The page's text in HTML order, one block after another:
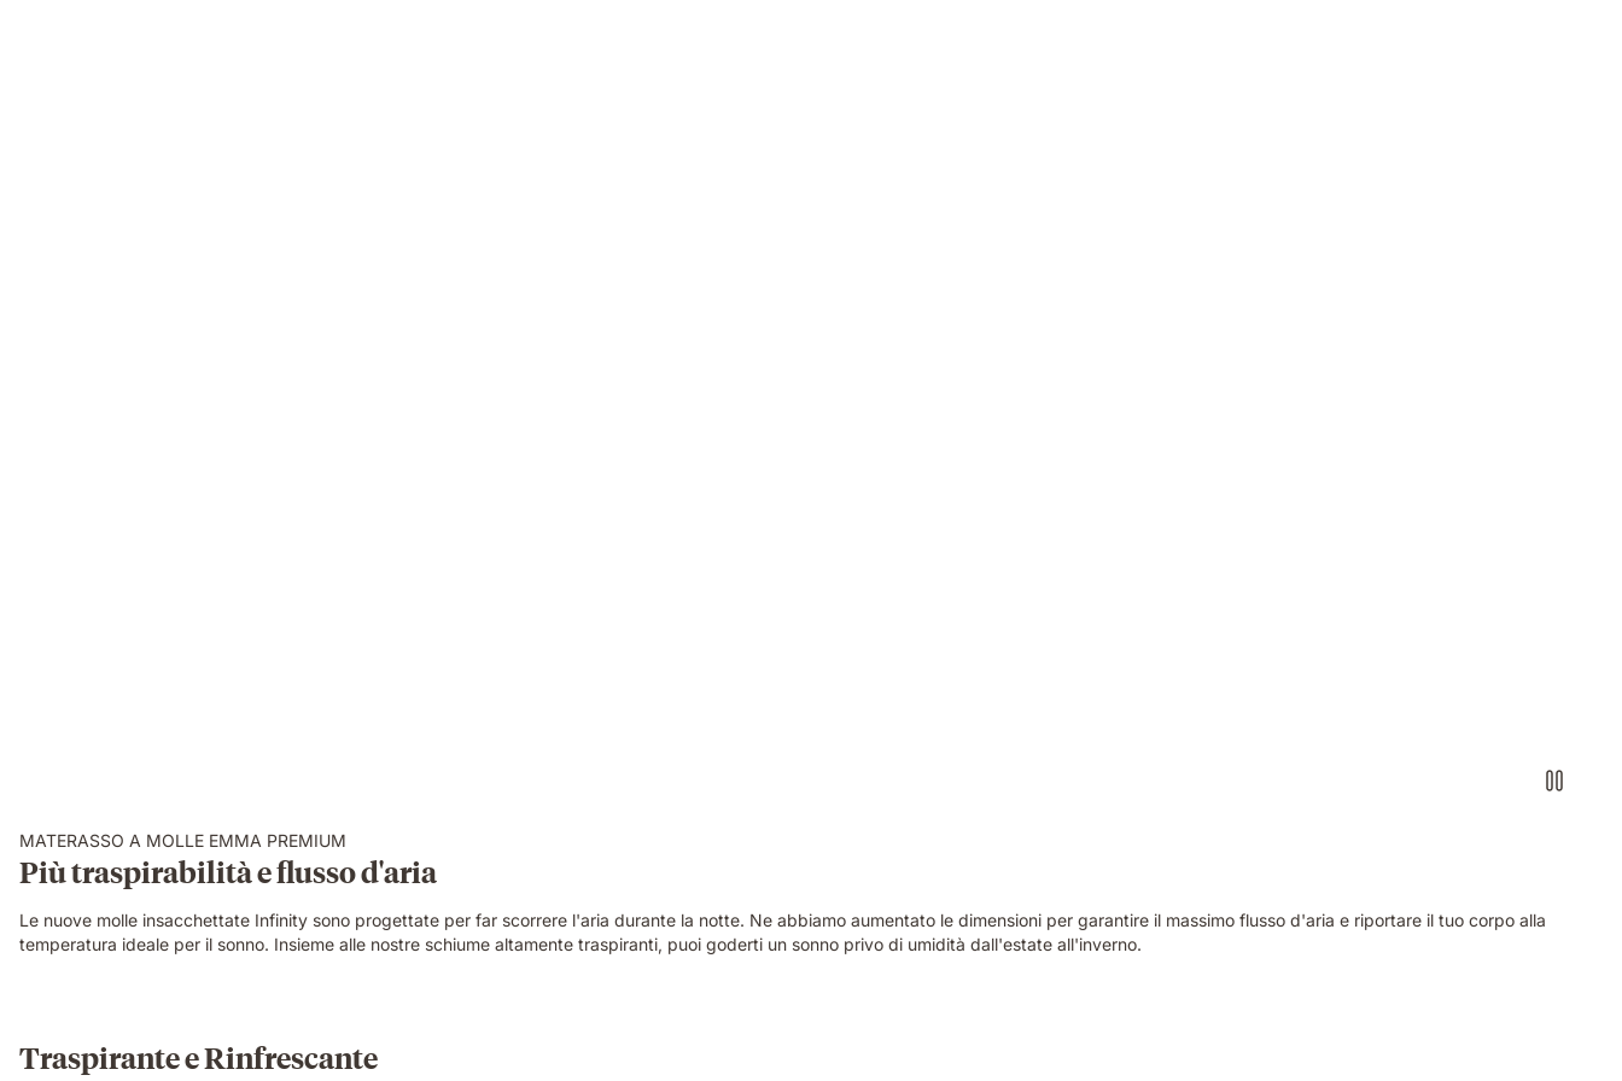
MATERASSO A MOLLE EMMA PREMIUM
Più traspirabilità e flusso d'aria
Le nuove molle insacchettate Infinity sono progettate per far scorrere l'aria durante la notte. Ne abbiamo aumentato le dimensioni per garantire il massimo flusso d'aria e riportare il tuo corpo alla
temperatura ideale per il sonno. Insieme alle nostre schiume altamente traspiranti, puoi goderti un sonno privo di umidità dall'estate all'inverno.
Traspirante e Rinfrescante